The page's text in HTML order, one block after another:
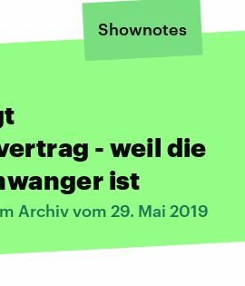
Shownotes
- weil die
ist
Archiv vom 29. Mai 2019